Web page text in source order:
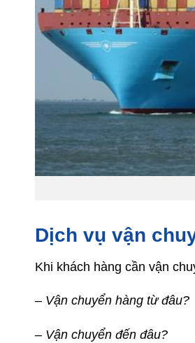
Dịch vụ vận
Khi khách hàng cần vận
– Vận chuyển hàng từ đâu?
– Vận chuyển đến đâu?